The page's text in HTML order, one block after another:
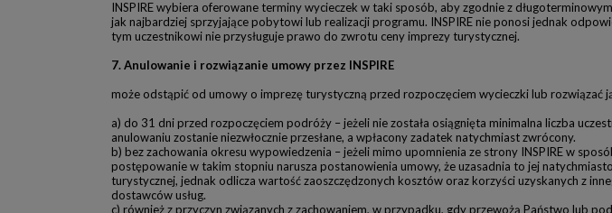
INSPIRE wybiera oferowane terminy wycieczek w taki sposób, aby zgodnie z
jak najbardziej sprzyjające pobytowi lub realizacji programu. INSPIRE nie ponosi jednak
tym uczestnikowi nie przysługuje prawo do zwrotu ceny imprezy turystycznej.
7. Anulowanie i rozwiązanie umowy przez INSPIRE
może odstąpić od umowy o imprezę turystyczną przed rozpoczęciem wycieczki lub rozwiązać
a) do 31 dni przed rozpoczęciem podróży – jeżeli nie została osiągnięta minimalna liczba
anulowaniu zostanie niezwłocznie przesłane, a wpłacony zadatek natychmiast zwrócony.
b) bez zachowania okresu wypowiedzenia – jeżeli mimo upomnienia ze strony INSPIRE w
postępowanie w takim stopniu narusza postanowienia umowy, że uzasadnia to jej
turystycznej, jednak odlicza wartość zaoszczędzonych kosztów oraz korzyści uzyskanych z
dostawców usług.
c) również z przyczyn związanych z zachowaniem, w przypadku, gdy przewożą Państwo lub